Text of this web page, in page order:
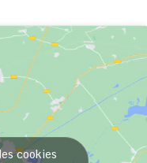
cookies